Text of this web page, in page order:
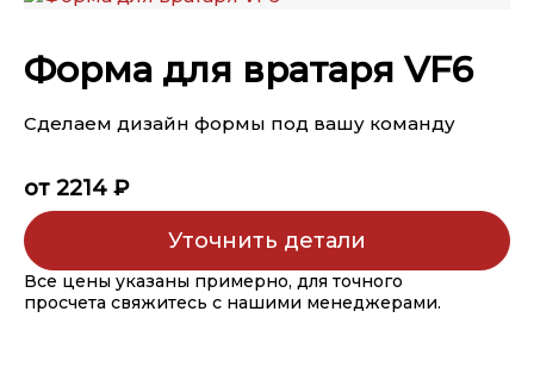
Форма для вратаря VF6
Сделаем дизайн формы под вашу команду
от 2214 ₽
Уточнить детали
Все цены указаны примерно, для точного
просчета свяжитесь с нашими менеджерами.